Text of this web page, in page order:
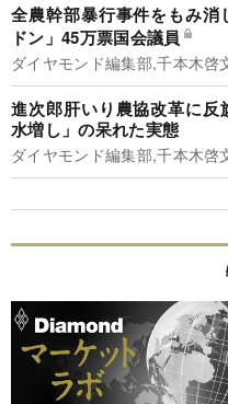
全農幹部暴行事件をもみ
ドン」45万票国会議員
ダイヤモンド編集部,千本木啓
進次郎肝いり農協改革に
水増し」の呆れた実態
ダイヤモンド編集部,千本木啓